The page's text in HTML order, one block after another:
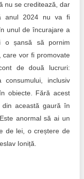
nu se creditează, dar
anul 2024 nu va fi
unul de încurajare a
o șansă să pornim
care vor fi promovate
de două lucruri:
consumului, inclusiv
obiecte. Fără acest
această gaură în
anormal să ai un
de lei, o creștere de
Ioniță.